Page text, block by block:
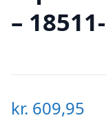
–
kr. 609,95